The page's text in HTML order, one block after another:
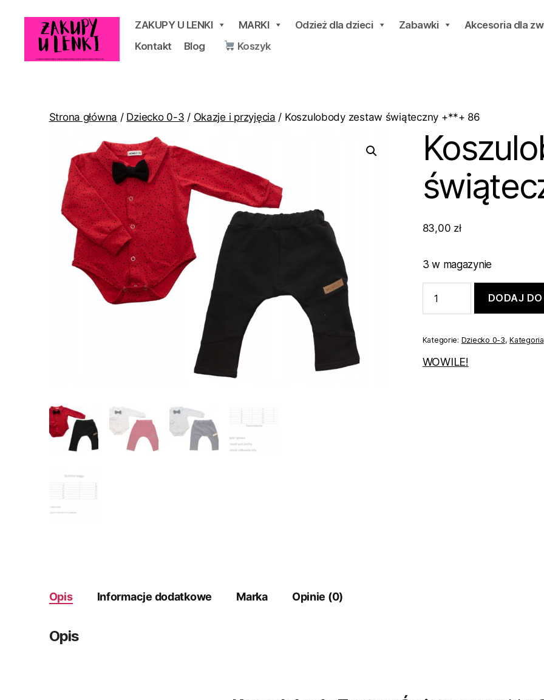
ZAKUPY U LENKI MARKI Odzież dla dzieci Zabawki Akcesoria dla
Kontakt
Blog Koszyk
Strona główna / Dziecko 0-3 / Okazje i przyjęcia / Koszulobody zestaw świąteczny +**+ 86
83,00 zł
3 w magazynie
Koszulobody
zestaw
+**+
DODAJ
Kategorie: Dziecko 0-3,Kategoria
WOWILE!
Opis Informacje dodatkowe Marka Opinie (0)
Opis